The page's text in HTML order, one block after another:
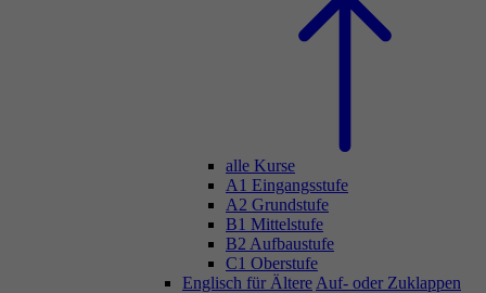
alle Kurse
A1 Eingangsstufe
A2 Grundstufe
B1 Mittelstufe
B2 Aufbaustufe
C1 Oberstufe
Englisch für Ältere Auf- oder Zuklappen